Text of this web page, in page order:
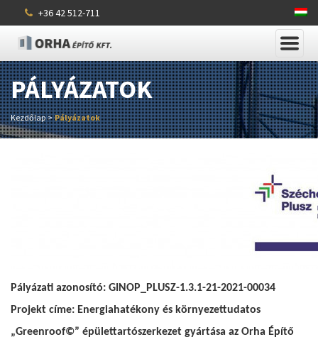
+36 42 512-711
PÁLYÁZATOK
Kezdőlap > Pályázatok
Pályázati azonosító: GINOP_PLUSZ-1.3.1-21-2021-00034
Projekt címe: Energiahatékony és környezettudatos
„Greenroof©” épülettartószerkezet gyártása az Orha Építő